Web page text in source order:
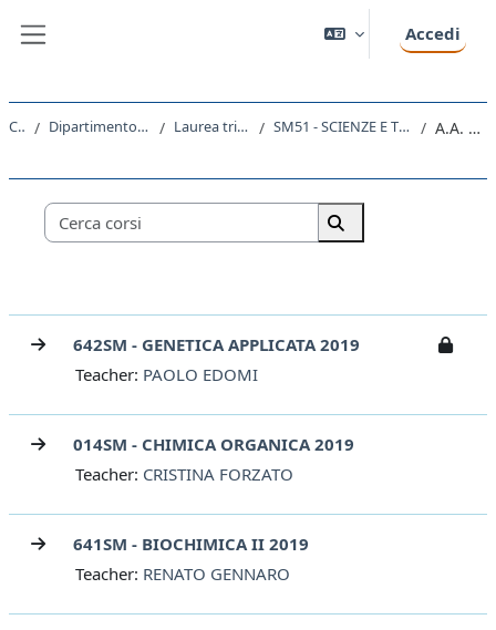
Accedi
Corsi Dipartimento di Scienze della Vita Laurea triennale (DM270) SM51 - SCIENZE E TECNOLOGIE BIOLOGICHE A.A. 2019 - 2020
Categorie di corso
Cerca corsi
Cerca corsi
642SM - GENETICA APPLICATA 2019
Teacher: PAOLO EDOMI
014SM - CHIMICA ORGANICA 2019
Teacher: CRISTINA FORZATO
641SM - BIOCHIMICA II 2019
Teacher: RENATO GENNARO